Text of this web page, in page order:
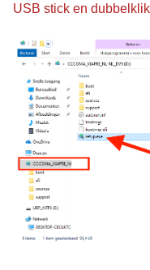
USB stick en